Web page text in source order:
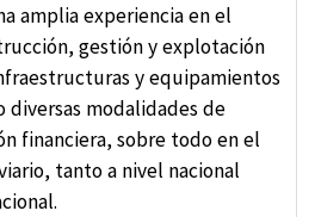
amplia experiencia en el
gestión y explotación
y equipamientos
diversas modalidades de
financiera, sobre todo en el
tanto a nivel nacional